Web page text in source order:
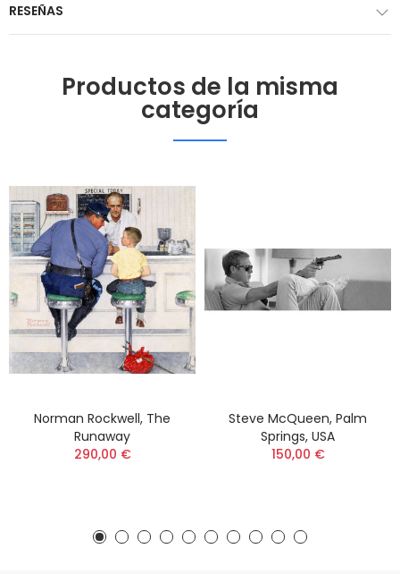
RESEÑAS
Productos de la misma
categoría
Norman Rockwell, The
Runaway
290,00 €
Steve McQueen, Palm
Springs, USA
150,00 €